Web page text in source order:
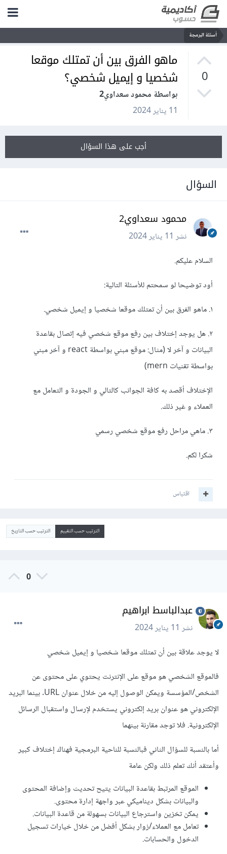
أسئلة البرمجة
0
ماهو الفرق بين أن تمتلك موقعا
شخصيا و إيميل شخصي؟
بواسطة محمود سعداوي2
11 يناير 2024
أجب على هذا السؤال
السؤال
محمود سعداوي2
نشر11 يناير 2024
السلام عليكم.
أود توضيحا لو سمحتم للأسئلة التالية:
٢. هل يوجد إختلاف بين رفع موقع شخصي فيه إتصال بقاعدة
البيانات و آخر لا (مثال: موقع مبني بواسطة react و آخر مبني
بواسطة تقنيات mern)
الإختلاف أقصد به كافة الجوانب كالتالي و الجودة و التعامل مع
العملاء و غير ذلك.
٣. ماهي مراحل رفع موقع شخصي رسمي
شكرا لكم.
اقتباس
الترتيب حسب التقييم الترتيب حسب التاريخ
0
عبدالباسط ابراهيم
نشر11 يناير 2024
لا يوجد علاقة بين أن تمتلك موقعا شخصيا و إيميل شخصي
فالموقع الشخصي هو موقع على الإنترنت يحتوي على محتوى عن
الشخص/المؤسسة ويمكن الوصول إليه من خلال عنوان URL. بينما البريد
الإلكتروني هو عنوان بريد إلكتروني يستخدم لإرسال واستقبال الرسائل
الإلكترونية. فلا توجد مقارنة بينهما
أما بالنسبة للسؤال الثاني فبالنسبة للناحية البرمجية فهناك إختلاف كبير
وأعتقد أنك تعلم ذلك ولكن عامة
الموقع المرتبط بقاعدة البيانات يتيح تحديث وإضافة المحتوى
والبيانات بشكل ديناميكي عبر واجهة إدارة محتوى.
يمكن تخزين واسترجاع البيانات بسهولة من قاعدة البيانات.
تعامل مع العملاء/زوار بشكل أفضل من خلال خيارات تسجيل
الدخول والحسابات.